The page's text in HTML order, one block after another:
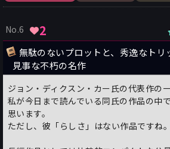
No.6 2
無駄のないプロットと、秀逸なトリ
見事な不朽の名作
ジョン・ディクスン・カー氏の代表作の一
私が今日まで読んでいる同氏の作品の中
思います。
ただし、彼「らしさ」はない作品ですね。